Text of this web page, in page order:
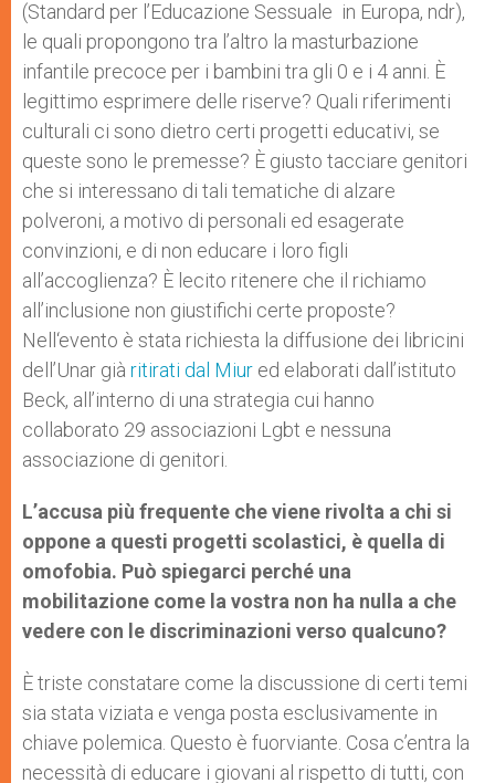
(Standard per l’Educazione Sessuale in Europa, ndr),
le quali propongono tra l’altro la masturbazione
infantile precoce per i bambini tra gli 0 e i 4 anni. È
legittimo esprimere delle riserve? Quali riferimenti
culturali ci sono dietro certi progetti educativi, se
queste sono le premesse? È giusto tacciare genitori
che si interessano di tali tematiche di alzare
polveroni, a motivo di personali ed esagerate
convinzioni, e di non educare i loro figli
all’accoglienza? È lecito ritenere che il richiamo
all’inclusione non giustifichi certe proposte?
Nell‘evento è stata richiesta la diffusione dei libricini
dell’Unar già ritirati dal Miur ed elaborati dall’istituto
Beck, all’interno di una strategia cui hanno
collaborato 29 associazioni Lgbt e nessuna
associazione di genitori.
L’accusa più frequente che viene rivolta a chi si
oppone a questi progetti scolastici, è quella di
omofobia. Può spiegarci perché una
mobilitazione come la vostra non ha nulla a che
vedere con le discriminazioni verso qualcuno?
È triste constatare come la discussione di certi temi
sia stata viziata e venga posta esclusivamente in
chiave polemica. Questo è fuorviante. Cosa c’entra la
necessità di educare i giovani al rispetto di tutti, con